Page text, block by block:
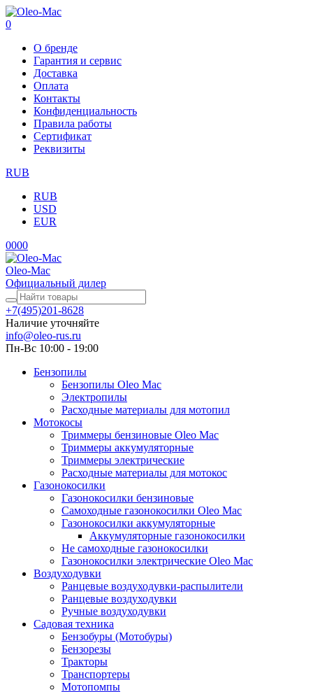
0
О бренде
Гарантия и сервис
Доставка
Оплата
Контакты
Конфиденциальность
Правила работы
Сертификат
Реквизиты
RUB
RUB
USD
EUR
0000
Oleo-Mac
Официальный дилер
+7(495)201-8628
Наличие уточняйте
info@oleo-rus.ru
Пн-Вс 10:00 - 19:00
Бензопилы
Бензопилы Oleo Mac
Электропилы
Расходные материалы для мотопил
Мотокосы
Триммеры бензиновые Oleo Mac
Триммеры аккумуляторные
Триммеры электрические
Расходные материалы для мотокос
Газонокосилки
Газонокосилки бензиновые
Самоходные газонокосилки Oleo Mac
Газонокосилки аккумуляторные
Аккумуляторные газонокосилки
Не самоходные газонокосилки
Газонокосилки электрические Oleo Mac
Воздуходувки
Ранцевые воздуходувки-распылители
Ранцевые воздуходувки
Ручные воздуходувки
Садовая техника
Бензобуры (Мотобуры)
Бензорезы
Тракторы
Транспортеры
Мотопомпы